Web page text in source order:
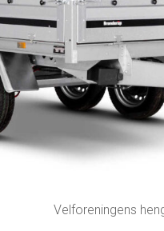
Velforeningens